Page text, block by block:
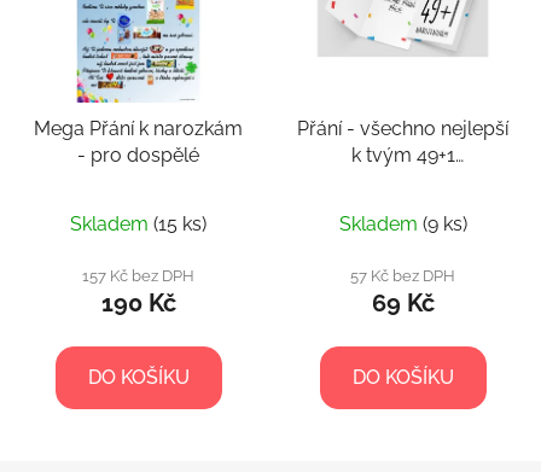
Mega Přání k narozkám
- pro dospělé
Skladem (15 ks)
157 Kč bez DPH
190 Kč
DO KOŠÍKU
Přání - všechno nejlepší
k tvým 49+1
Skladem (9 ks)
57 Kč bez DPH
69 Kč
DO KOŠÍKU